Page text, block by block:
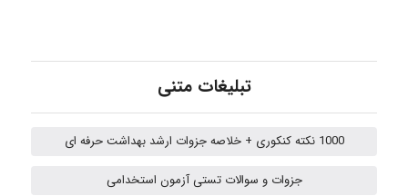
Iman Hosseini
تبلیغات متنی
1000 نکته کنکوری + خلاصه جزوات ارشد بهداشت حرفه ای
جزوات و سوالات تستی آزمون استخدامی